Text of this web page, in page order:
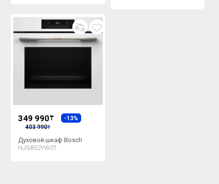
349 990₸
-13%
403 990₸
Духовой шкаф Bosch
HJG852YW0T